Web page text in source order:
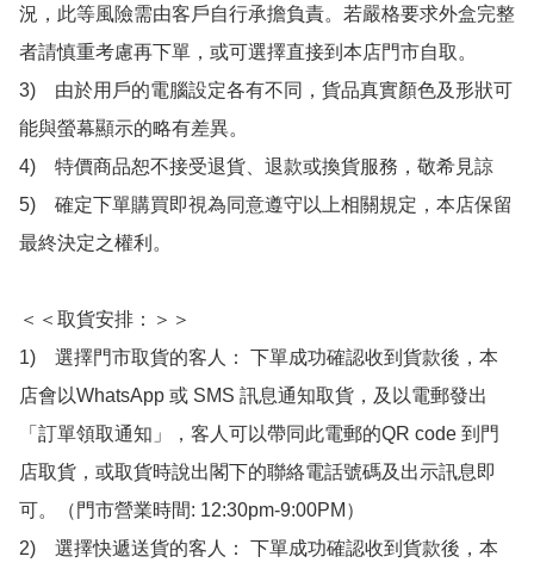
況，此等風險需由客戶自行承擔負責。若嚴格要求外盒完整
者請慎重考慮再下單，或可選擇直接到本店門市自取。
3)　由於用戶的電腦設定各有不同，貨品真實顏色及形狀可
能與螢幕顯示的略有差異。
4)　特價商品恕不接受退貨、退款或換貨服務，敬希見諒
5)　確定下單購買即視為同意遵守以上相關規定，本店保留
最終決定之權利。
＜＜取貨安排：＞＞
1)　選擇門市取貨的客人： 下單成功確認收到貨款後，本
店會以WhatsApp 或 SMS 訊息通知取貨，及以電郵發出
「訂單領取通知」，客人可以帶同此電郵的QR code 到門
店取貨，或取貨時說出閣下的聯絡電話號碼及出示訊息即
可。（門市營業時間: 12:30pm-9:00PM）
2)　選擇快遞送貨的客人： 下單成功確認收到貨款後，本